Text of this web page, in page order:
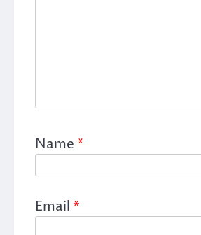
Name *
Email *